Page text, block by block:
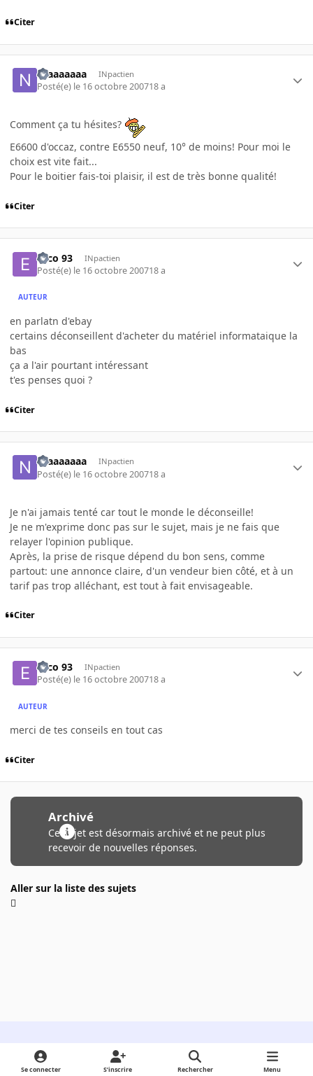
Citer
Niaaaaaaa INpactien
Posté(e) le 16 octobre 200718 a
Comment ça tu hésites?
E6600 d'occaz, contre E6550 neuf, 10° de moins! Pour moi le
choix est vite fait...
Pour le boitier fais-toi plaisir, il est de très bonne qualité!
Citer
Esco 93 INpactien
Posté(e) le 16 octobre 200718 a
AUTEUR
en parlatn d'ebay
certains déconseillent d'acheter du matériel informataique la
bas
ça a l'air pourtant intéressant
t'es penses quoi ?
Citer
Niaaaaaaa INpactien
Posté(e) le 16 octobre 200718 a
Je n'ai jamais tenté car tout le monde le déconseille!
Je ne m'exprime donc pas sur le sujet, mais je ne fais que
relayer l'opinion publique.
Après, la prise de risque dépend du bon sens, comme
partout: une annonce claire, d'un vendeur bien côté, et à un
tarif pas trop alléchant, est tout à fait envisageable.
Citer
Esco 93 INpactien
Posté(e) le 16 octobre 200718 a
AUTEUR
merci de tes conseils en tout cas
Citer
Archivé
Ce sujet est désormais archivé et ne peut plus
recevoir de nouvelles réponses.
Aller sur la liste des sujets
Light ModeDark ModeSystem Preference
Se connecter S’inscrire Rechercher Menu